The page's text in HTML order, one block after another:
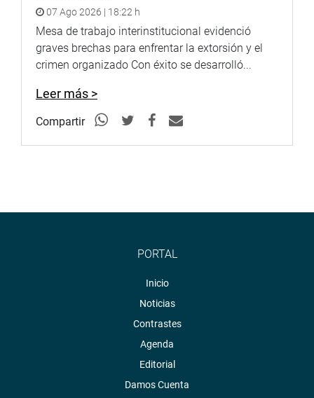
07 Ago 2026 | 18:22 h
Mesa de trabajo interinstitucional evidenció
graves brechas para enfrentar la extorsión y el
crimen organizado Con éxito se desarrolló...
Leer más >
Compartir
PORTAL
Inicio
Noticias
Contrastes
Agenda
Editorial
Damos Cuenta